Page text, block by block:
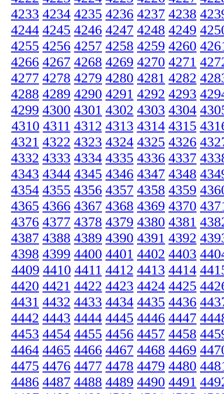
4233 4234 4235 4236 4237 4238
4244 4245 4246 4247 4248 4249
4255 4256 4257 4258 4259 4260
4266 4267 4268 4269 4270 4271
4277 4278 4279 4280 4281 4282
4288 4289 4290 4291 4292 4293
4299 4300 4301 4302 4303 4304
4310 4311 4312 4313 4314 4315
4321 4322 4323 4324 4325 4326
4332 4333 4334 4335 4336 4337
4343 4344 4345 4346 4347 4348
4354 4355 4356 4357 4358 4359
4365 4366 4367 4368 4369 4370
4376 4377 4378 4379 4380 4381
4387 4388 4389 4390 4391 4392
4398 4399 4400 4401 4402 4403
4409 4410 4411 4412 4413 4414
4420 4421 4422 4423 4424 4425
4431 4432 4433 4434 4435 4436
4442 4443 4444 4445 4446 4447
4453 4454 4455 4456 4457 4458
4464 4465 4466 4467 4468 4469
4475 4476 4477 4478 4479 4480
4486 4487 4488 4489 4490 4491